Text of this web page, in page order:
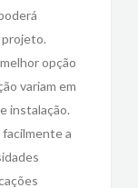
projeto.
opção
variam em
instalação.
a